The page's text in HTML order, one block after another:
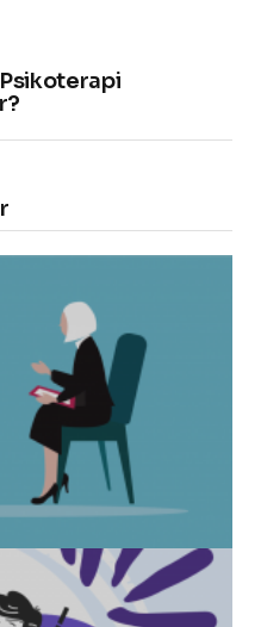
İstiyor?